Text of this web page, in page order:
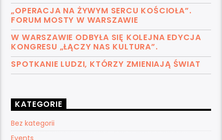
„OPERACJA NA ŻYWYM SERCU KOŚCIOŁA”.
FORUM MOSTY W WARSZAWIE
W WARSZAWIE ODBYŁA SIĘ KOLEJNA EDYCJA
KONGRESU „ŁĄCZY NAS KULTURA”.
SPOTKANIE LUDZI, KTÓRZY ZMIENIAJĄ ŚWIAT
KATEGORIE
Bez kategorii